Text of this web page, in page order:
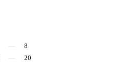
—
8
— 20